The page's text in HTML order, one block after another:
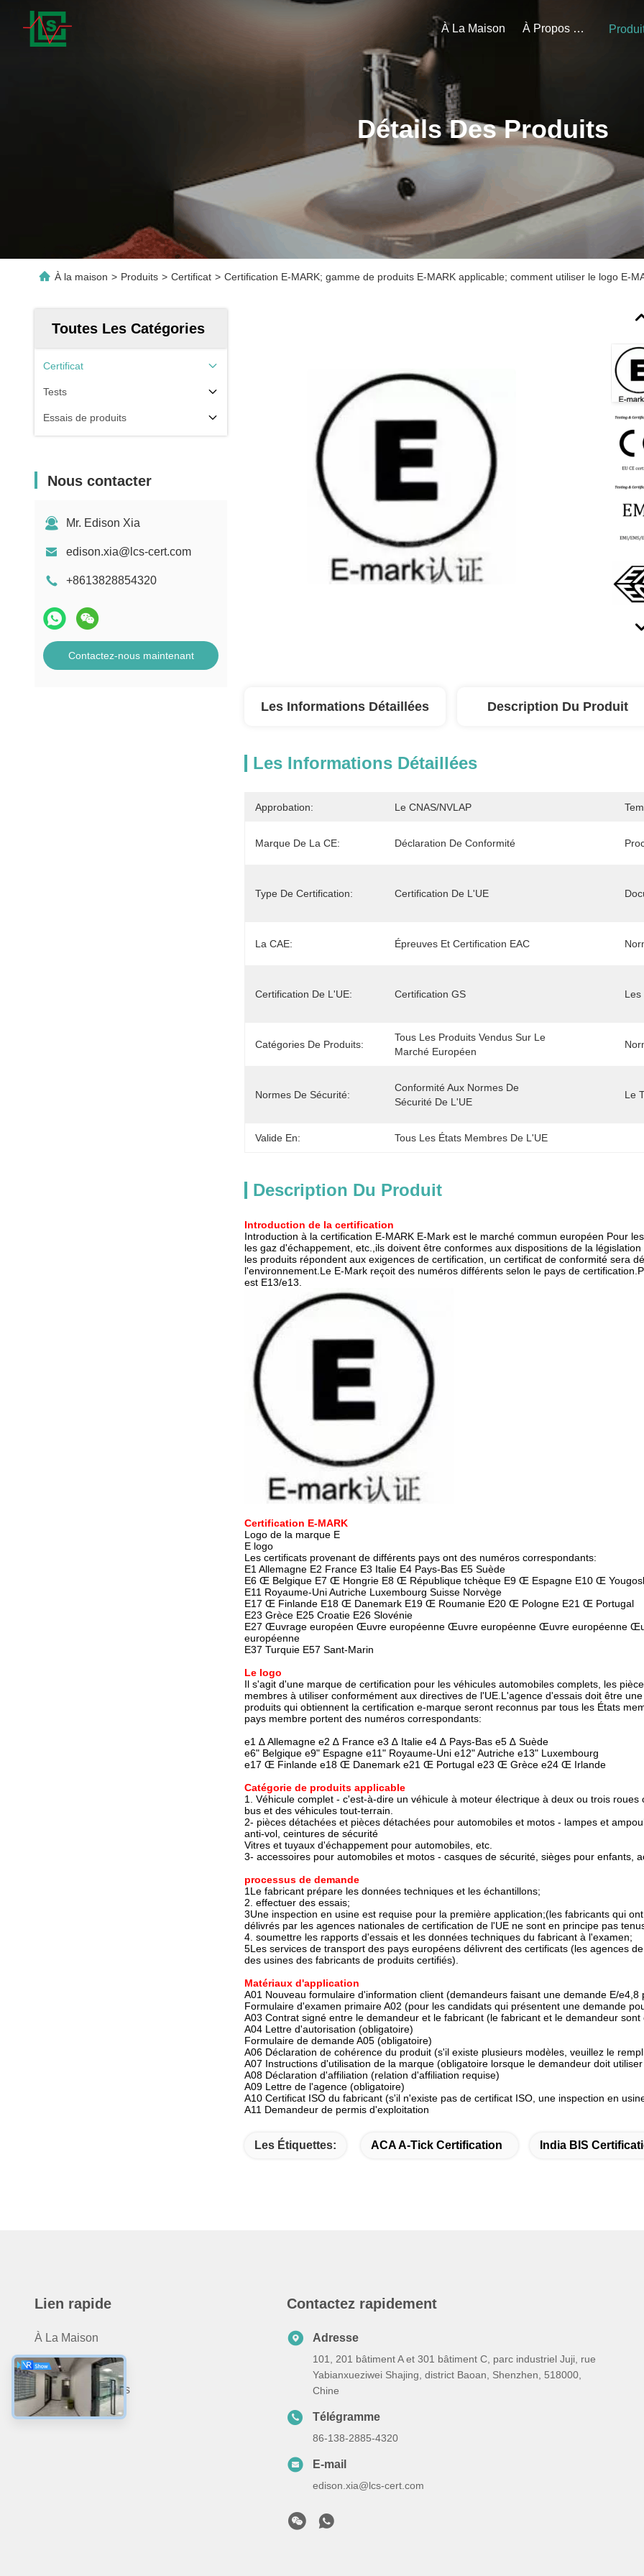
À La Maison À Propos De Nous
Détails Des Produits
À la maison > Produits > Certificat > Certification E-MARK; gamme de produits E-MARK applicable; comment utiliser le logo E-
Toutes Les Catégories
Certificat
Tests
Essais de produits
Nous contacter
Mr. Edison Xia
edison.xia@lcs-cert.com
+8613828854320
Contactez-nous maintenant
Les Informations Détaillées Description Du Produit
Les Informations Détaillées
Approbation: Le CNAS/NVLAP
Marque De La CE: Déclaration De Conformité
Type De Certification: Certification De L'UE
La CAE: Épreuves Et Certification EAC
Certification De L'UE: Certification GS Les
Catégories De Produits:
Tous Les Produits Vendus Sur Le
Marché Européen
Normes De Sécurité:
Conformité Aux Normes De
Sécurité De L'UE
Le
Valide En: Tous Les États Membres De L'UE
Description Du Produit
Introduction de la certification
Introduction à la certification E-MARK E-Mark est le marché commun européen Pour
les gaz d'échappement, etc.,ils doivent être conformes aux dispositions de la
les produits répondent aux exigences de certification, un certificat de conformité sera
l'environnement.Le E-Mark reçoit des numéros différents selon le pays de
est E13/e13.
Certification E-MARK
Logo de la marque E
E logo
Les certificats provenant de différents pays ont des numéros correspondants:
E1 Allemagne E2 France E3 Italie E4 Pays-Bas E5 Suède
E6 Œ Belgique E7 Œ Hongrie E8 Œ République tchèque E9 Œ Espagne E10 Œ
E11 Royaume-Uni Autriche Luxembourg Suisse Norvège
E17 Œ Finlande E18 Œ Danemark E19 Œ Roumanie E20 Œ Pologne E21 Œ Portugal
E23 Grèce E25 Croatie E26 Slovénie
E27 Œuvrage européen Œuvre européenne Œuvre européenne Œuvre européenne
européenne
E37 Turquie E57 Sant-Marin
Le logo
Il s'agit d'une marque de certification pour les véhicules automobiles complets, les
membres à utiliser conformément aux directives de l'UE.L'agence d'essais doit être
produits qui obtiennent la certification e-marque seront reconnus par tous les États
pays membre portent des numéros correspondants:
e1 ∆ Allemagne e2 ∆ France e3 ∆ Italie e4 ∆ Pays-Bas e5 ∆ Suède
e6" Belgique e9" Espagne e11" Royaume-Uni e12" Autriche e13" Luxembourg
e17 Œ Finlande e18 Œ Danemark e21 Œ Portugal e23 Œ Grèce e24 Œ Irlande
Catégorie de produits applicable
1. Véhicule complet - c'est-à-dire un véhicule à moteur électrique à deux ou trois
bus et des véhicules tout-terrain.
2- pièces détachées et pièces détachées pour automobiles et motos - lampes et
anti-vol, ceintures de sécurité
Vitres et tuyaux d'échappement pour automobiles, etc.
3- accessoires pour automobiles et motos - casques de sécurité, sièges pour enfants,
processus de demande
1Le fabricant prépare les données techniques et les échantillons;
2. effectuer des essais;
3Une inspection en usine est requise pour la première application;(les fabricants qui
délivrés par les agences nationales de certification de l'UE ne sont en principe pas
4. soumettre les rapports d'essais et les données techniques du fabricant à l'examen;
5Les services de transport des pays européens délivrent des certificats (les agences
des usines des fabricants de produits certifiés).
Matériaux d'application
A01 Nouveau formulaire d'information client (demandeurs faisant une demande E/
Formulaire d'examen primaire A02 (pour les candidats qui présentent une demande
A03 Contrat signé entre le demandeur et le fabricant (le fabricant et le demandeur
A04 Lettre d'autorisation (obligatoire)
Formulaire de demande A05 (obligatoire)
A06 Déclaration de cohérence du produit (s'il existe plusieurs modèles, veuillez le
A07 Instructions d'utilisation de la marque (obligatoire lorsque le demandeur doit
A08 Déclaration d'affiliation (relation d'affiliation requise)
A09 Lettre de l'agence (obligatoire)
A10 Certificat ISO du fabricant (s'il n'existe pas de certificat ISO, une inspection en
A11 Demandeur de permis d'exploitation
Les Étiquettes: ACA A-Tick Certification India BIS
Lien rapide
À La Maison
Produits
À Propos De Nous
Nous Contacter
Contactez rapidement
Adresse
101, 201 bâtiment A et 301 bâtiment C, parc industriel Juji, rue
Yabianxueziwei Shajing, district Baoan, Shenzhen, 518000,
Chine
Télégramme
86-138-2885-4320
E-mail
edison.xia@lcs-cert.com